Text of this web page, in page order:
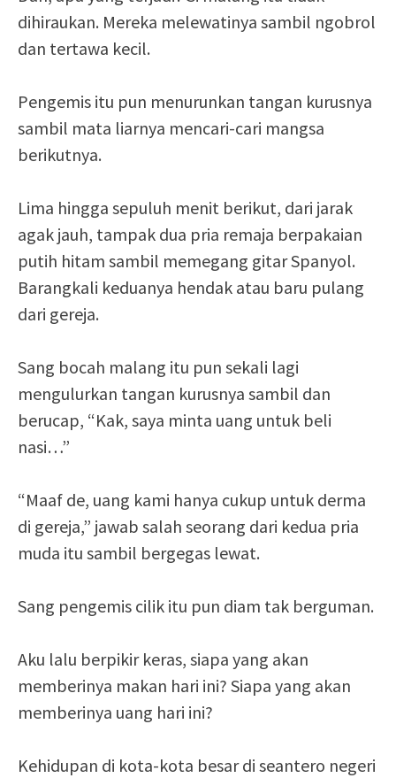
dihiraukan. Mereka melewatinya sambil ngobrol
dan tertawa kecil.
Pengemis itu pun menurunkan tangan kurusnya
sambil mata liarnya mencari-cari mangsa
berikutnya.
Lima hingga sepuluh menit berikut, dari jarak
agak jauh, tampak dua pria remaja berpakaian
putih hitam sambil memegang gitar Spanyol.
Barangkali keduanya hendak atau baru pulang
dari gereja.
Sang bocah malang itu pun sekali lagi
mengulurkan tangan kurusnya sambil dan
berucap, “Kak, saya minta uang untuk beli
nasi…”
“Maaf de, uang kami hanya cukup untuk derma
di gereja,” jawab salah seorang dari kedua pria
muda itu sambil bergegas lewat.
Sang pengemis cilik itu pun diam tak berguman.
Aku lalu berpikir keras, siapa yang akan
memberinya makan hari ini? Siapa yang akan
memberinya uang hari ini?
Kehidupan di kota-kota besar di seantero negeri